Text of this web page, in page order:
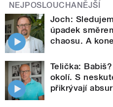
NEJPOSLOUCHANĚJŠÍ
Joch:
úpadek
chaosu. A
Telička:
okolí. S
přikrývají